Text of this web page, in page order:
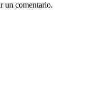
un comentario.